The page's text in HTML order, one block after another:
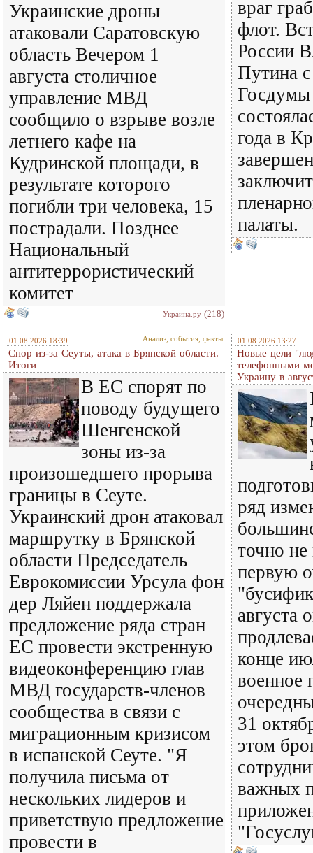
Украинские дроны
атаковали Саратовскую
область Вечером 1
августа столичное
управление МВД
сообщило о взрыве возле
летнего кафе на
Кудринской площади, в
результате которого
погибли три человека, 15
пострадали. Позднее
Национальный
антитеррористический
комитет
Украина.ру (218)
враг
флот.
России
Путина
года в
палаты.
01.08.2026 18:39 Анализ, события, факты
Спор из-за Сеуты, атака в Брянской области.
Итоги
В ЕС спорят по
поводу будущего
Шенгенской
зоны из-за
произошедшего прорыва
границы в Сеуте.
Украинский дрон атаковал
маршрутку в Брянской
области Председатель
Еврокомиссии Урсула фон
дер Ляйен поддержала
предложение ряда стран
ЕС провести экстренную
видеоконференцию глав
МВД государств-членов
сообщества в связи с
миграционным кризисом
в испанской Сеуте. "Я
получила письма от
нескольких лидеров и
приветствую предложение
провести в
01.08.2026 13:27
Новые цели
телефонными
Украину в
ряд
точно не
первую
августа
конце
военное
31
этом
важных